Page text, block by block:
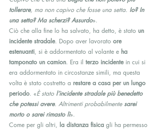
tollerare, ma non capivo che fosse una setta. Io? In
una setta? Ma scherzi? Assurdo».
Ciò che alla fine lo ha salvato, ha detto, è stato un
incidente stradale. Dopo aver lavorato ore
estenuanti, si è addormentato al volante e ha
tamponato un camion. Era il terzo incidente in cui si
era addormentato in circostanze simili, ma questa
volta è stato costretto a restare a casa per un lungo
periodo. «È stato l’incidente stradale più benedetto
che potessi avere. Altrimenti probabilmente sarei
morto o sarei rimasto lì».
Come per gli altri, la distanza fisica gli ha permesso